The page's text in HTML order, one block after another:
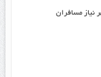
نیاز مسافران